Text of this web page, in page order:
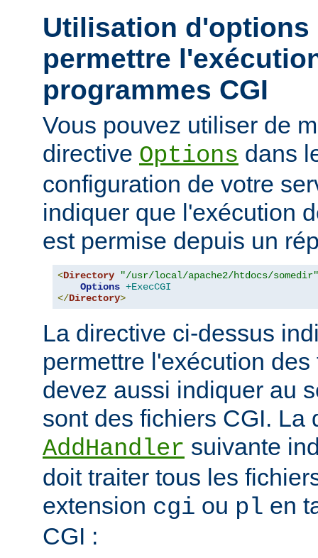
Utilisation
permettre
programmes CGI
Vous pouvez utiliser de
directive Options dans
configuration de votre
indiquer que l'exécution
est permise depuis un
<Directory
"/usr/local/apache2/htdocs/somedir"
Options +ExecCGI
</Directory>
La directive ci-dessus
permettre l'exécution
devez aussi indiquer au
sont des fichiers CGI. La
AddHandler suivante
doit traiter tous les
extension cgi ou pl en
CGI :